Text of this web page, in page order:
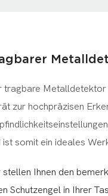
tragbare Metalldetektor
zur hochpräzisen
ist somit ein ideales
stellen Ihnen den
Schutzengel in Ihrer